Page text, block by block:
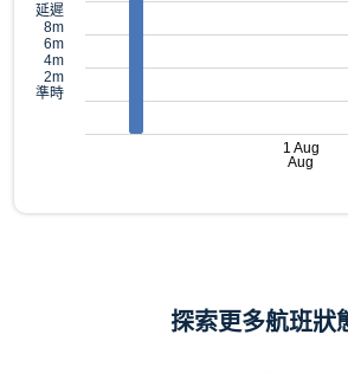
延遲
8m
6m
4m
2m
準時
1 Aug
Aug
探索更多航班狀